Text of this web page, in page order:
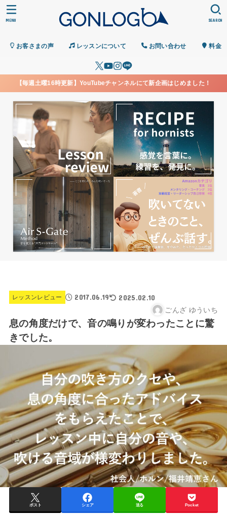
お客さまの声 レッスンについて お問い合わせ 料金
SEARCH
MENU
【毎週土曜16時更新】YouTubeチャンネルにて新企画はじめました！
レッスンレビュー 2017.06.19 2025.02.10
ごんざ ゆういち
息の角度だけで、音の鳴りが変わったことに驚
きでした。
ポスト シェア 送る Pocket